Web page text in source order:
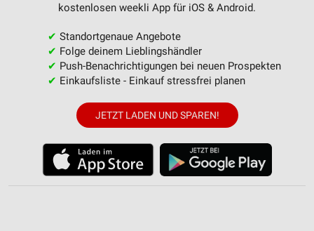
kostenlosen weekli App für iOS & Android.
✔ Standortgenaue Angebote
✔ Folge deinem Lieblingshändler
✔ Push-Benachrichtigungen bei neuen Prospekten
✔ Einkaufsliste - Einkauf stressfrei planen
JETZT LADEN UND SPAREN!
Werbung